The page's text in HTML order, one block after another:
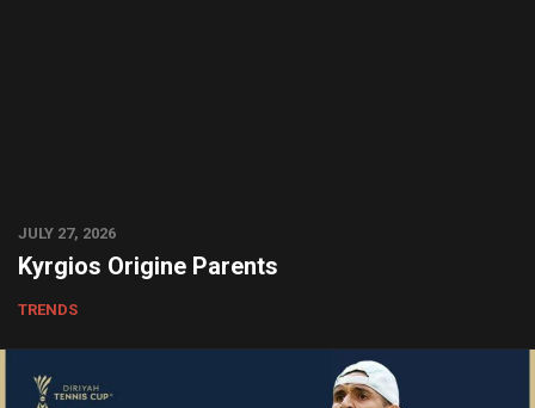
JULY 27, 2026
Kyrgios Origine Parents
TRENDS